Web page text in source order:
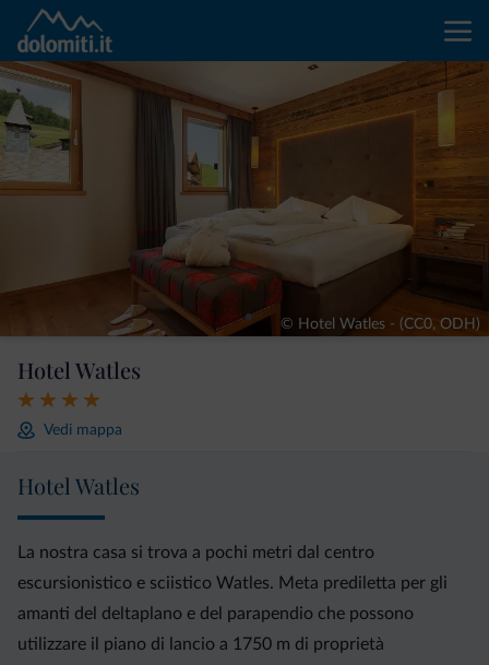
© Hotel Watles - (CC0, ODH)
Hotel Watles
Vedi mappa
Hotel Watles
La nostra casa si trova a pochi metri dal centro
escursionistico e sciistico Watles. Meta prediletta per gli
amanti del deltaplano e del parapendio che possono
utilizzare il piano di lancio a 1750 m di proprietà